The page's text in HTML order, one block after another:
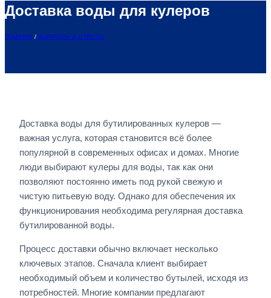
Доставка воды для кулеров
ГЛАВНАЯ / ВОПРОСЫ И ОТВЕТЫ
Доставка воды для бутилированных кулеров —
важная услуга, которая становится всё более
популярной в современных офисах и домах. Многие
люди выбирают кулеры для воды, так как они
позволяют постоянно иметь под рукой свежую и
чистую питьевую воду. Однако для обеспечения их
функционирования необходима регулярная доставка
бутилированной воды.
Процесс доставки обычно включает несколько
ключевых этапов. Сначала клиент выбирает
необходимый объем и количество бутылей, исходя из
потребностей. Многие компании предлагают